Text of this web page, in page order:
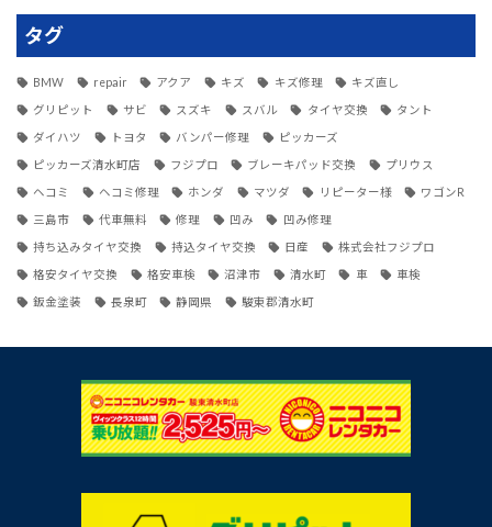
タグ
BMW repair アクア キズ キズ修理 キズ直し
グリピット サビ スズキ スバル タイヤ交換 タント
ダイハツ トヨタ バンパー修理 ピッカーズ
ピッカーズ清水町店 フジプロ ブレーキパッド交換 プリウス
ヘコミ ヘコミ修理 ホンダ マツダ リピーター様 ワゴンR
三島市 代車無料 修理 凹み 凹み修理
持ち込みタイヤ交換 持込タイヤ交換 日産 株式会社フジプロ
格安タイヤ交換 格安車検 沼津市 清水町 車 車検
鈑金塗装 長泉町 静岡県 駿東郡清水町